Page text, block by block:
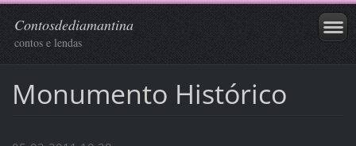
Contosdediamantina
contos e lendas
Monumento Histórico